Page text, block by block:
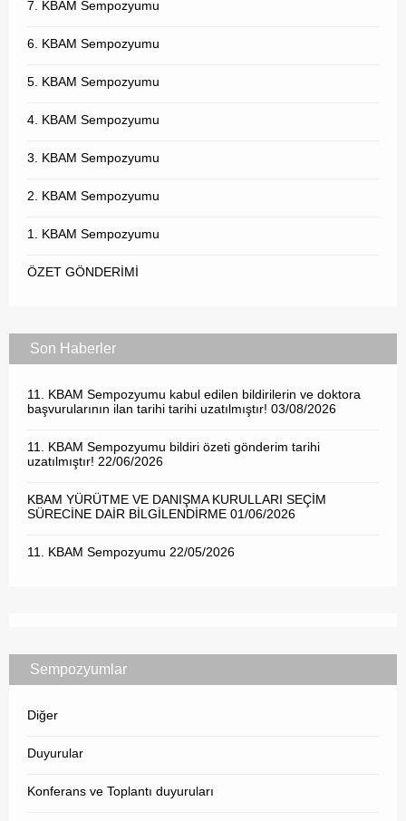
7. KBAM Sempozyumu
6. KBAM Sempozyumu
5. KBAM Sempozyumu
4. KBAM Sempozyumu
3. KBAM Sempozyumu
2. KBAM Sempozyumu
1. KBAM Sempozyumu
ÖZET GÖNDERİMİ
Son Haberler
11. KBAM Sempozyumu kabul edilen bildirilerin ve doktora
başvurularının ilan tarihi tarihi uzatılmıştır! 03/08/2026
11. KBAM Sempozyumu bildiri özeti gönderim tarihi
uzatılmıştır! 22/06/2026
KBAM YÜRÜTME VE DANIŞMA KURULLARI SEÇİM
SÜRECİNE DAİR BİLGİLENDİRME 01/06/2026
11. KBAM Sempozyumu 22/05/2026
Sempozyumlar
Diğer
Duyurular
Konferans ve Toplantı duyuruları